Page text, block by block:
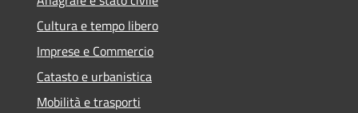
Cultura e tempo libero
Imprese e Commercio
Catasto e urbanistica
Mobilità e trasporti